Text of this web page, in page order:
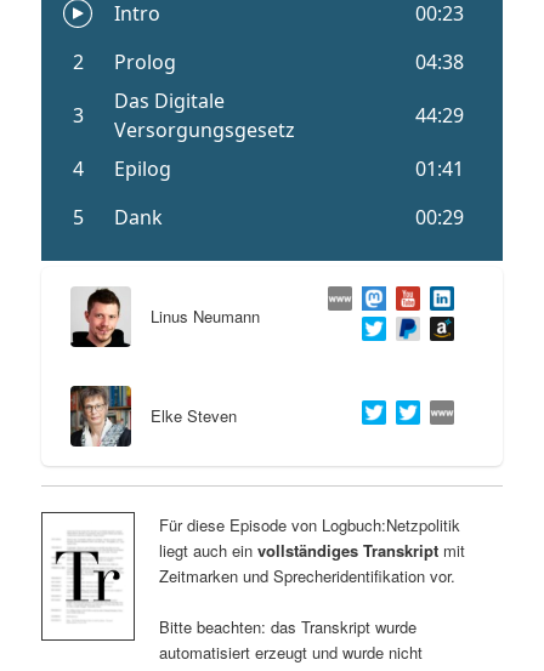
Linus Neumann
Elke Steven
Für diese Episode von Logbuch:Netzpolitik
liegt auch ein vollständiges Transkriptmit
Zeitmarken und Sprecheridentifikation vor.
Bitte beachten: das Transkript wurde
automatisiert erzeugt und wurde nicht